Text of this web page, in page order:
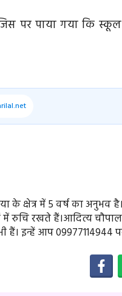
पर पाया गया कि
के क्षेत्र में 5 वर्ष का अनुभव
रुचि रखते हैं।आदित्य
हैं। इन्हें आप 09977114944